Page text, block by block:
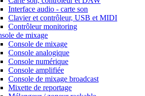
Interface audio - carte son
Clavier et contrôleur, USB et MIDI
Contrôleur monitoring
de mixage
Console de mixage
Console analogique
Console numérique
Console amplifiée
Console de mixage broadcast
Mixette de reportage